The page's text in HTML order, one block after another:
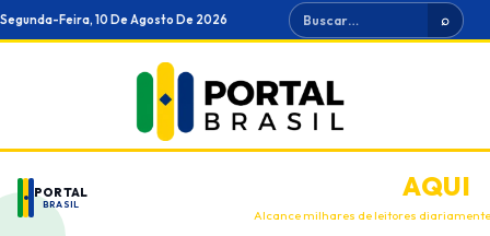
Ir
para
Segunda-Feira, 10 De Agosto De 2026 Buscar ⌕
PORTAL
BRASIL
ANUNCIEAQUI
Alcance milhares de leitores diariamente